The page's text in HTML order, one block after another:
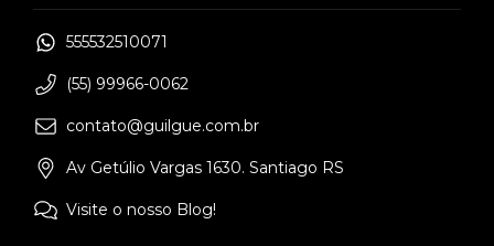
555532510071
(55) 99966-0062
contato@guilgue.com.br
Av Getúlio Vargas 1630. Santiago RS
Visite o nosso Blog!